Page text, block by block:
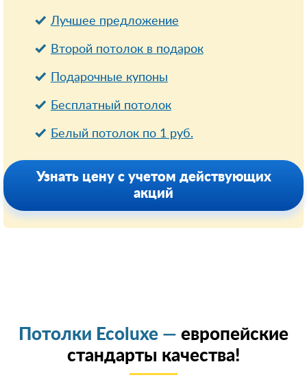
Лучшее предложение
Второй потолок в подарок
Подарочные купоны
Бесплатный потолок
Белый потолок по 1 руб.
Узнать цену с учетом действующих
акций
Потолки Ecoluxe — европейские
стандарты качества!